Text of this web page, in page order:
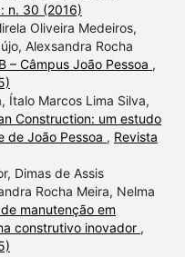
n. 30 (2016)
Oliveira Medeiros,
Alexsandra Rocha
– Câmpus João Pessoa ,
Ítalo Marcos Lima Silva,
Construction: um estudo
de João Pessoa , Revista
Dimas de Assis
Rocha Meira, Nelma
manutenção em
construtivo inovador ,